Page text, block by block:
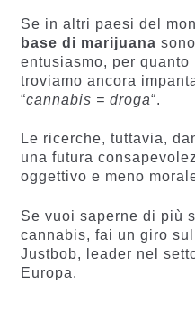
Se in altri paesi del
base di marijuana
entusiasmo, per
troviamo ancora
“cannabis = droga“.
Le ricerche, tuttavia,
una futura
oggettivo e meno
Se vuoi saperne di più
cannabis, fai un giro
Justbob, leader nel
Europa.